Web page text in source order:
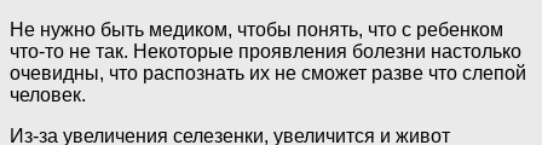
Не нужно быть медиком, чтобы понять, что с ребенком
что-то не так. Некоторые проявления болезни настолько
очевидны, что распознать их не сможет разве что слепой
человек.
Из-за увеличения селезенки, увеличится и живот